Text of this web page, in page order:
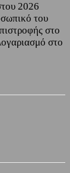
2026
του
στο
στο